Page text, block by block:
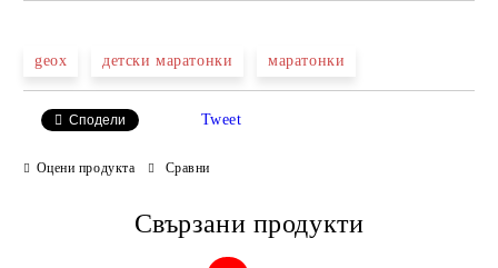
geox детски маратонки маратонки
Сподели Tweet
Оцени продукта Сравни
Свързани продукти